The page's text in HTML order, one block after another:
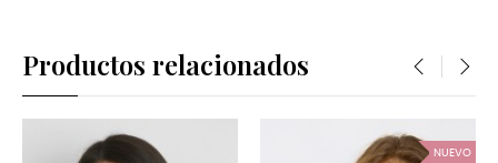
Productos relacionados